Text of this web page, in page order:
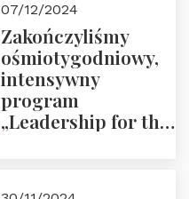
ZAPRASZAMY
07/12/2024
Zakończyliśmy
ośmiotygodniowy,
intensywny
program
„Leadership for the